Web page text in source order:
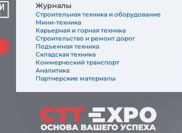
Журналы
Строительная техника и оборудование
Мини-техника
Карьерная и горная техника
Строительство и ремонт дорог
Подъемная техника
Складская техника
Коммерческий транспорт
Аналитика
Партнерские материалы